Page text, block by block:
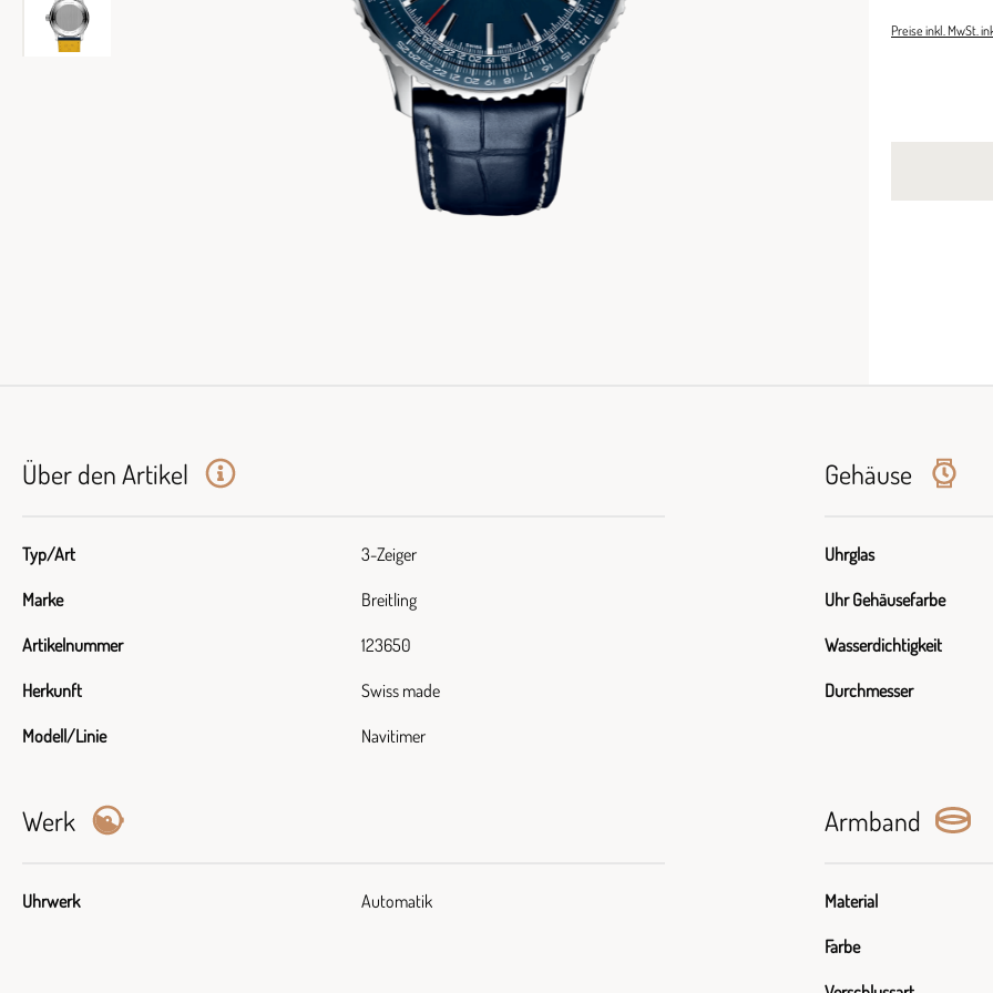
Preise inkl. MwSt.
Über den Artikel
Typ/Art 3-Zeiger
Marke Breitling
Artikelnummer 123650
Herkunft Swiss made
Modell/Linie Navitimer
Gehäuse
Uhrglas
Uhr Gehäusefarbe
Wasserdichtigkeit
Durchmesser
Werk
Uhrwerk Automatik
Armband
Material
Farbe